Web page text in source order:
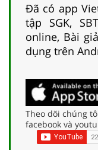
Đã có app
tập SGK,
online, Bài
dụng trên
Theo dõi chúng
facebook và